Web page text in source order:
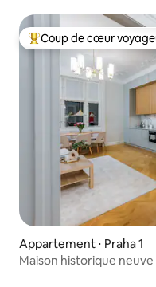
Coups de cœur
Coup de cœur
Appartement ⋅ Praha 1
Maison historique neuve